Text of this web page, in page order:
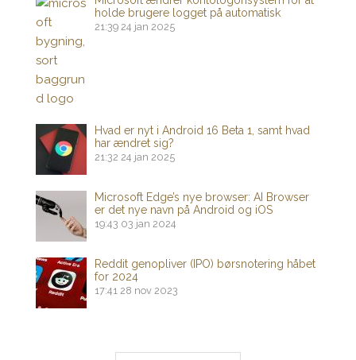
holde brugere logget på automatisk
21:39 24 jan 2025
Hvad er nyt i Android 16 Beta 1, samt hvad
har ændret sig?
21:32 24 jan 2025
Microsoft Edge’s nye browser: AI Browser
er det nye navn på Android og iOS
19:43 03 jan 2024
Reddit genopliver (IPO) børsnotering håbet
for 2024
17:41 28 nov 2023